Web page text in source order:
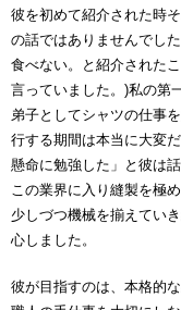
彼を初めて紹介された時
の話ではありませんでし
食べない。と紹介された
言っていました。)私の第
弟子としてシャツの仕事
行する期間は本当に大変
懸命に勉強した」と彼は
この業界に入り縫製を極
少しづつ機械を揃えてい
心しました。
彼が目指すのは、本格的